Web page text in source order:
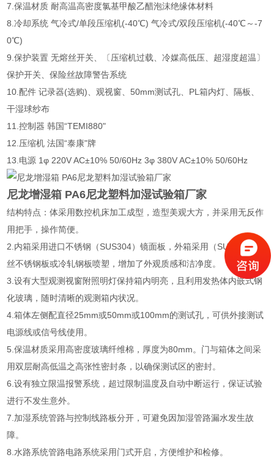
7.保温材质 耐高温高密度氯基甲酸乙醋泡沫绝缘体材料
8.冷却系统 气冷式/单段压缩机(-40℃) 气冷式/双段压缩机(-40℃～-7
0℃)
9.保护装置 无熔丝开关、〔压缩机过载、冷媒高低压、超湿度超温〕
保护开关、保险丝故障警告系统
10.配件 记录器(选购)、观视窗、50mm测试孔、PL箱内灯、隔板、
干湿球纱布
11.控制器 韩国“TEMI880"
12.压缩机 法国“泰康"牌
13.电源 1φ 220V AC±10% 50/60Hz 3φ 380V AC±10% 50/60Hz
尼龙增湿箱 PA6尼龙塑料加湿试验箱厂家
结构特点：体采用数控机床加工成型，造型美观大方，并采用无反作
用把手，操作简便。
2.内箱采用进口不锈钢（SUS304）镜面板，外箱采用（SUS304）拉
丝不锈钢板或冷轧钢板喷塑，增加了外观质感和洁净度。
3.设有大型观测视窗附照明灯保持箱内明亮，且利用发热体内嵌式钢
化玻璃，随时清晰的观测箱内状况。
4.箱体左侧配直径25mm或50mm或100mm的测试孔，可供外接测试
电源线或信号线使用。
5.保温材质采用高密度玻璃纤维棉，厚度为80mm。门与箱体之间采
用双层耐高低温之高张性密封条，以确保测试区的密封。
6.设有独立限温报警系统，超过限制温度及自动中断运行，保证试验
进行不发生意外。
7.加湿系统管路与控制线路板分开，可避免因加湿管路漏水发生故
障。
8.水路系统管路电路系统采用门式开启，方便维护和检修。